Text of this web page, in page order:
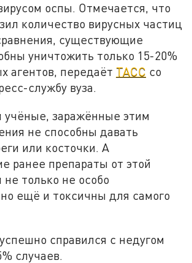
оспы. Отмечается, что
количество вирусных частиц
существующие
уничтожить только 15-20%
агентов, передаёт ТАСС со
службу вуза.
учёные, заражённые этим
не способны давать
или косточки. А
ранее препараты от этой
только не особо
ещё и токсичны для самого
справился с недугом
случаев.